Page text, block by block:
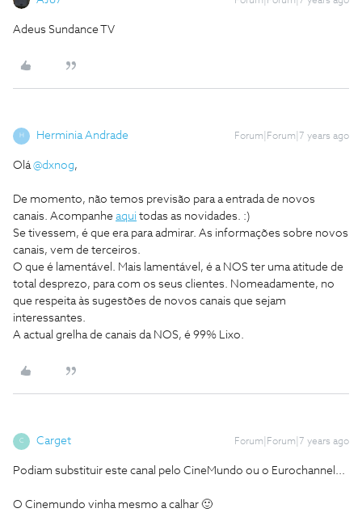
Adeus Sundance TV
H Herminia Andrade Forum|Forum|7 years ago
Olá @dxnog,
De momento, não temos previsão para a entrada de novos
canais. Acompanhe aqui todas as novidades. :)
Se tivessem, é que era para admirar. As informações sobre novos
canais, vem de terceiros.
O que é lamentável. Mais lamentável, é a NOS ter uma atitude de
total desprezo, para com os seus clientes. Nomeadamente, no
que respeita às sugestões de novos canais que sejam
interessantes.
A actual grelha de canais da NOS, é 99% Lixo.
C Carget Forum|Forum|7 years ago
Podiam substituir este canal pelo CineMundo ou o Eurochannel...
O Cinemundo vinha mesmo a calhar 🙂